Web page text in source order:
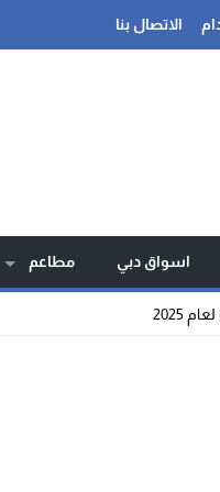
الاتصال بنا
اسواق دبي مطاعم